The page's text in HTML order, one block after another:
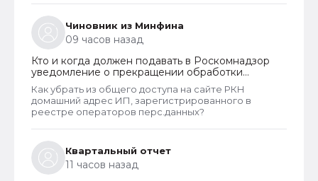
Чиновник из Минфина
09 часов назад
Кто и когда должен подавать в Роскомнадзор
уведомление о прекращении обработки
персональных данных
Как убрать из общего доступа на сайте РКН
домашний адрес ИП, зарегистрированного в
реестре операторов перс.данных?
Квартальный отчет
11 часов назад